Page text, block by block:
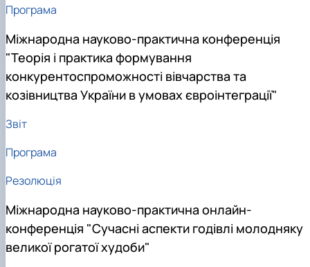
Програма
Міжнародна науково-практична конференція
"Теорія і практика формування
конкурентоспроможності вівчарства та
козівництва України в умовах євроінтеграції"
Звіт
Програма
Резолюція
Міжнародна науково-практична онлайн-
конференція "Сучасні аспекти годівлі молодняку
великої рогатої худоби"